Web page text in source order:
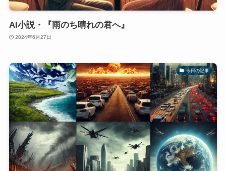
AI小説・『雨のち晴れの君へ』
2024年6月27日
今日の記事